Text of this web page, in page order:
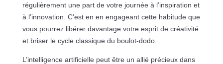
régulièrement une part de votre journée à l’inspiration et
à l’innovation. C’est en en engageant cette habitude que
vous pourrez libérer davantage votre esprit de créativité
et briser le cycle classique du boulot-dodo.
L’intelligence artificielle peut être un allié précieux dans